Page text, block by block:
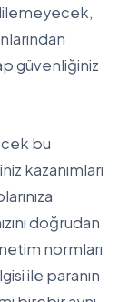
güvenliğiniz
bu
kazanımları
doğrudan
normları
ile paranın